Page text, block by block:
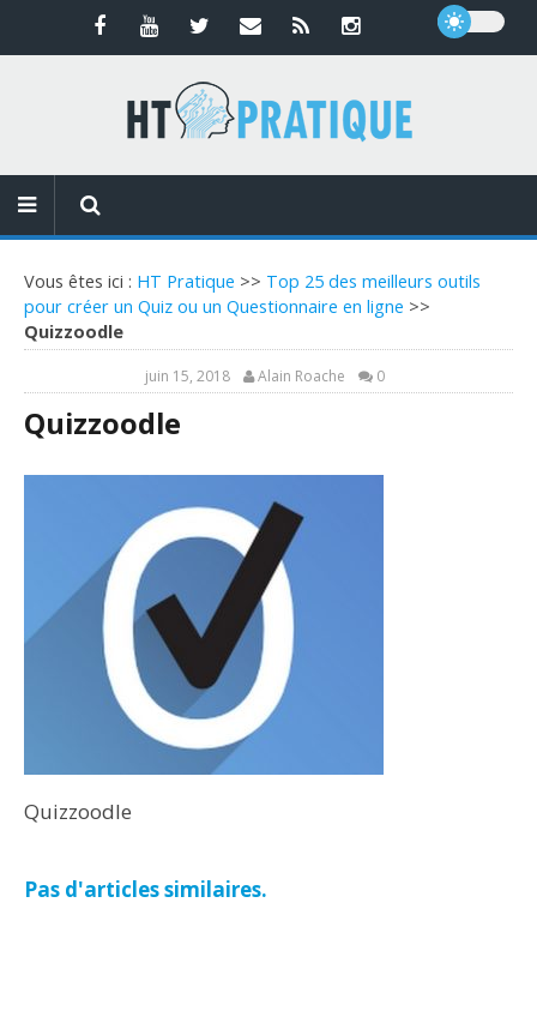
Vous êtes ici : HT Pratique >> Top 25 des meilleurs outils
pour créer un Quiz ou un Questionnaire en ligne >>
Quizzoodle
juin 15, 2018 Alain Roache 0
Quizzoodle
Quizzoodle
Pas d'articles similaires.